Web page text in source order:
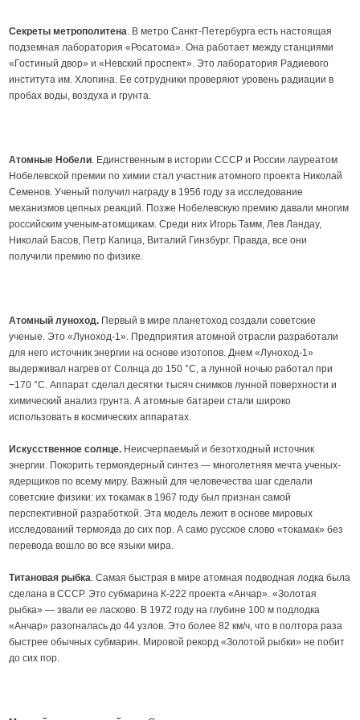
Секреты метрополитена. В метро Санкт-Петербурга есть настоящая
подземная лаборатория «Росатома». Она работает между станциями
«Гостиный двор» и «Невский проспект». Это лаборатория Радиевого
института им. Хлопина. Ее сотрудники проверяют уровень радиации в
пробах воды, воздуха и грунта.
Атомные Нобели. Единственным в истории СССР и России лауреатом
Нобелевской премии по химии стал участник атомного проекта Николай
Семенов. Ученый получил награду в 1956 году за исследование
механизмов цепных реакций. Позже Нобелевскую премию давали многим
российским ученым-атомщикам. Среди них Игорь Тамм, Лев Ландау,
Николай Басов, Петр Капица, Виталий Гинзбург. Правда, все они
получили премию по физике.
Атомный луноход. Первый в мире планетоход создали советские
ученые. Это «Луноход-1». Предприятия атомной отрасли разработали
для него источник энергии на основе изотопов. Днем «Луноход-1»
выдерживал нагрев от Солнца до 150 °С, а лунной ночью работал при
−170 °С. Аппарат сделал десятки тысяч снимков лунной поверхности и
химический анализ грунта. А атомные батареи стали широко
использовать в космических аппаратах.
Искусственное солнце. Неисчерпаемый и безотходный источник
энергии. Покорить термоядерный синтез — многолетняя мечта ученых-
ядерщиков по всему миру. Важный для человечества шаг сделали
советские физики: их токамак в 1967 году был признан самой
перспективной разработкой. Эта модель лежит в основе мировых
исследований термояда до сих пор. А само русское слово «токамак» без
перевода вошло во все языки мира.
Титановая рыбка. Самая быстрая в мире атомная подводная лодка была
сделана в СССР. Это субмарина К-222 проекта «Анчар». «Золотая
рыбка» — звали ее ласково. В 1972 году на глубине 100 м подлодка
«Анчар» разогналась до 44 узлов. Это более 82 км/ч, что в полтора раза
быстрее обычных субмарин. Мировой рекорд «Золотой рыбки» не побит
до сих пор.